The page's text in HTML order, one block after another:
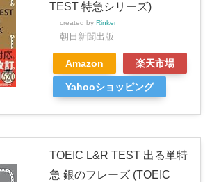
TEST 特急シリーズ)
created by Rinker
朝日新聞出版
Amazon 楽天市場
Yahooショッピング
TOEIC L&R TEST 出る単特
急 銀のフレーズ (TOEIC